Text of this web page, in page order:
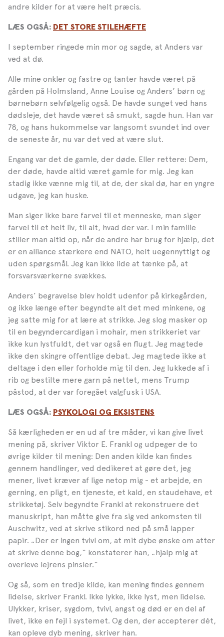
andre kilder for at være helt præcis.
LÆS OGSÅ: DET STORE STILEHÆFTE
I september ringede min mor og sagde, at Anders var
ved at dø.
Alle mine onkler og fastre og tanter havde været på
gården på Holmsland, Anne Louise og Anders’ børn og
børnebørn selvfølgelig også. De havde sunget ved hans
dødsleje, det havde været så smukt, sagde hun. Han var
78, og hans hukommelse var langsomt svundet ind over
de seneste år, nu var det ved at være slut.
Engang var det de gamle, der døde. Eller rettere: Dem,
der døde, havde altid været gamle for mig. Jeg kan
stadig ikke vænne mig til, at de, der skal dø, har en yngre
udgave, jeg kan huske.
Man siger ikke bare farvel til et menneske, man siger
farvel til et helt liv, til alt, hvad der var. I min familie
stiller man altid op, når de andre har brug for hjælp, det
er en alliance stærkere end NATO, helt uegennyttigt og
uden spørgsmål. Jeg kan ikke lide at tænke på, at
forsvarsværkerne svækkes.
Anders’ begravelse blev holdt udenfor på kirkegården,
og ikke længe efter begyndte alt det med minkene, og
jeg satte mig for at lære at strikke. Jeg slog masker op
til en begyndercardigan i mohair, men strikkeriet var
ikke kun lystfuldt, det var også en flugt. Jeg magtede
ikke den skingre offentlige debat. Jeg magtede ikke at
deltage i den eller forholde mig til den. Jeg lukkede af i
rib og bestilte mere garn på nettet, mens Trump
påstod, at der var foregået valgfusk i USA.
LÆS OGSÅ: PSYKOLOGI OG EKSISTENS
Så kærligheden er en ud af tre måder, vi kan give livet
mening på, skriver Viktor E. Frankl og udpeger de to
øvrige kilder til mening: Den anden kilde kan findes
gennem handlinger, ved dedikeret at gøre det, jeg
mener, livet kræver af lige netop mig - et arbejde, en
gerning, en pligt, en tjeneste, et kald, en staudehave, et
strikketøj. Selv begyndte Frankl at rekonstruere det
manuskript, han måtte give fra sig ved ankomsten til
Auschwitz, ved at skrive stikord ned på små lapper
papir. „Der er ingen tvivl om, at mit dybe ønske om atter
at skrive denne bog,“ konstaterer han, „hjalp mig at
overleve lejrens pinsler.“
Og så, som en tredje kilde, kan mening findes gennem
lidelse, skriver Frankl. Ikke lykke, ikke lyst, men lidelse.
Ulykker, kriser, sygdom, tvivl, angst og død er en del af
livet, ikke en fejl i systemet. Og den, der accepterer dét,
kan opleve dyb mening, skriver han.